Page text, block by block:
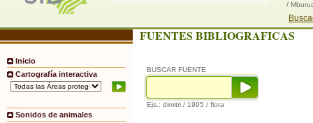
/
Inicio
Cartografía interactiva
Sonidos de animales
FUENTES BIBLIOGRAFICAS
BUSCAR FUENTE
Ejs.: dimitri / 1995 / flora